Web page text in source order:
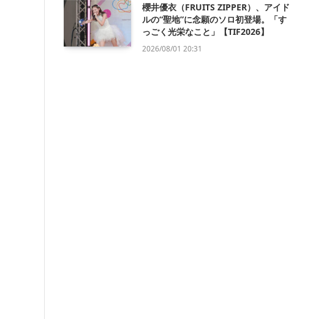
櫻井優衣（FRUITS ZIPPER）、アイド
ルの“聖地”に念願のソロ初登場。「す
っごく光栄なこと」【TIF2026】
2026/08/01 20:31